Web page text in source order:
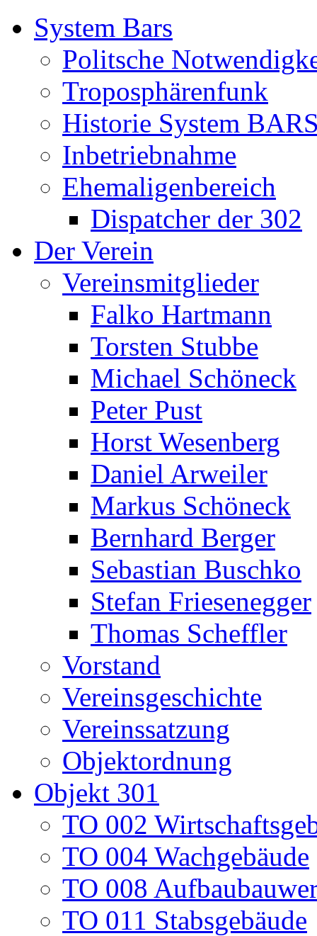
System Bars
Politsche
Troposphärenfunk
Historie System
Inbetriebnahme
Ehemaligenbereich
Dispatcher der 302
Der Verein
Vereinsmitglieder
Falko Hartmann
Torsten Stubbe
Michael Schöneck
Peter Pust
Horst Wesenberg
Daniel Arweiler
Markus Schöneck
Bernhard Berger
Sebastian Buschko
Stefan Friesenegger
Thomas Scheffler
Vorstand
Vereinsgeschichte
Vereinssatzung
Objektordnung
Objekt 301
TO 002
TO 004 Wachgebäude
TO 008
TO 011 Stabsgebäude